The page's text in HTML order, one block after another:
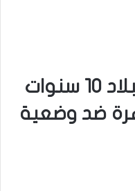
محمد عمار: بركوا البلاد 10 سنوات
ضد وضعية